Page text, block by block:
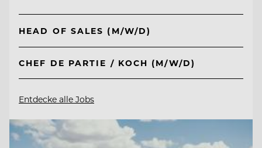
HEAD OF SALES (M/W/D)
CHEF DE PARTIE / KOCH (M/W/D)
Entdecke alle Jobs